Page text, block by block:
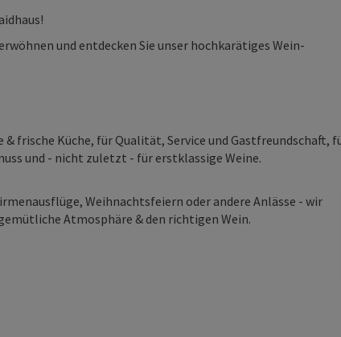
und entdecken Sie unser hochkarätiges Wein-
frische Küche, für Qualität, Service und Gastfreundschaft,
und - nicht zuletzt - für erstklassige Weine.
Weihnachtsfeiern oder andere Anlässe - wir
Atmosphäre & den richtigen Wein.